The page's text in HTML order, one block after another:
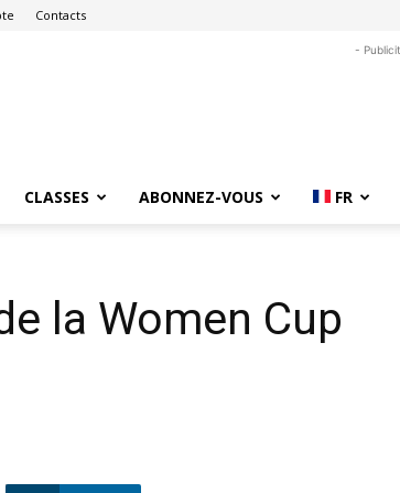
Contacts
-
CLASSES ABONNEZ-VOUS FR
la Women Cup